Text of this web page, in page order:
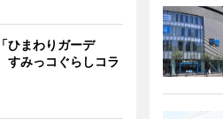
ひまわりガーデ
みっコぐらしコラ